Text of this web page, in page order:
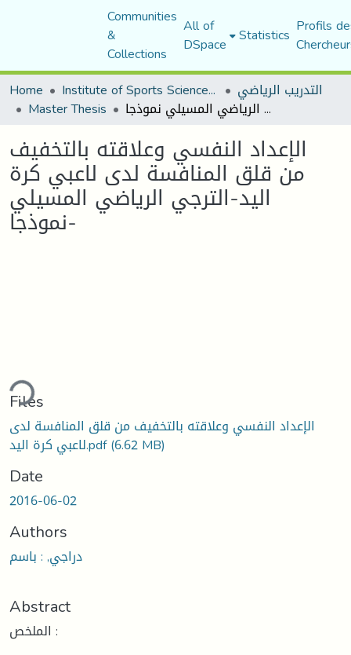
Communities
&
Collections
All of
DSpace Statistics Profils
Home
Institute of Sports Sciences and Techniques التدريب الرياضي
Master Thesis الإعداد النفسي وعلاقته بالتخفيف من قلق المنافسة لدى لاعبي كرة اليد-الترجي الرياضي المسيلي نموذجا-
الإعداد النفسي وعلاقته بالتخفيف
من قلق المنافسة لدى لاعبي كرة
اليد-الترجي الرياضي المسيلي
نموذجا-
Files
الإعداد النفسي وعلاقته بالتخفيف من قلق المنافسة لدى
لاعبي كرة اليد.pdf(6.62 MB)
Date
2016-06-02
Authors
دراجي, : باسم
Abstract
الملخص :